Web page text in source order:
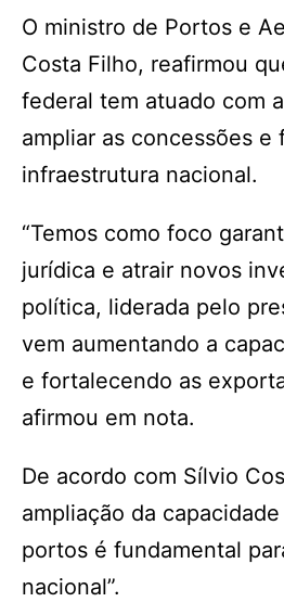
O ministro de Portos e
Costa Filho, reafirmou
federal tem atuado com
ampliar as concessões e
infraestrutura nacional.
“Temos como foco
jurídica e atrair novos
política, liderada pelo
vem aumentando a
e fortalecendo as
afirmou em nota.
De acordo com Sílvio
ampliação da
portos é fundamental
nacional”.